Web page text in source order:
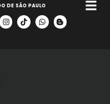
DE SÃO PAULO